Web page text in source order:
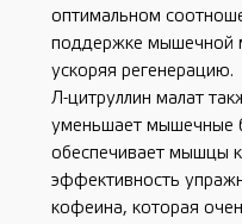
оптимальном
поддержке мышечной
ускоряя регенерацию.
Л-цитруллин малат
уменьшает мышечные
обеспечивает мышцы
эффективность
кофеина, которая